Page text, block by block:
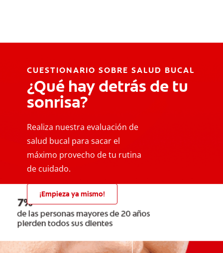
CUESTIONARIO SOBRE SALUD BUCAL
¿Qué hay detrás de tu
sonrisa?
Realiza nuestra evaluación de
salud bucal para sacar el
máximo provecho de tu rutina
de cuidado.
¡Empieza ya mismo!